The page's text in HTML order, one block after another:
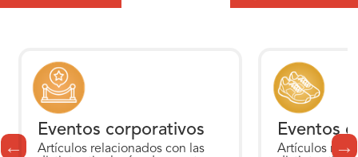
Eventos corporativos
Artículos relacionados con las
Eventos
Artículos